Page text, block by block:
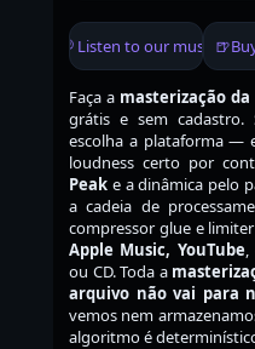
🎧 Listen to our music 🍺
Faça a masterização
grátis e sem cadastro.
escolha a plataforma —
loudness certo por
Peak e a dinâmica pelo
a cadeia de
compressor glue e
Apple Music, YouTube,
ou CD. Toda a
arquivo não vai para
vemos nem
algoritmo é